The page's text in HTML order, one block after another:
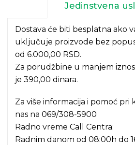
Jedinstvena
Dostava će biti besplatna ako
uključuje proizvode bez
od 6.000,00 RSD.
Za porudžbine u manjem
je 390,00 dinara.
Za više informacija i pomoć pri
nas na 069/308-5900
Radno vreme Call Centra:
Radnim danom od 08:00h do